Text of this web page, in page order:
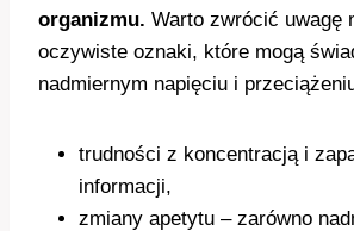
organizmu. Warto zwrócić uwagę
oczywiste oznaki, które mogą
nadmiernym napięciu i
trudności z koncentracją i
informacji,
zmiany apetytu – zarówno